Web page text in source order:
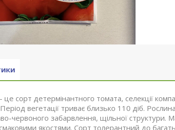
сорт детермінантного томата, селекції
вегетації триває близько 110 діб.
червоного забарвлення, щільної
якостями. Сорт толерантний до